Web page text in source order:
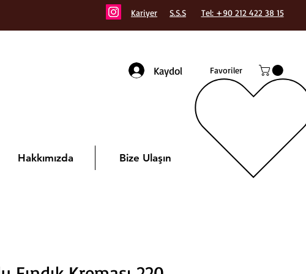
Kariyer S.S.S Tel: +90 212 422 38 15
Kaydol Favoriler
Hakkımızda Bize Ulaşın